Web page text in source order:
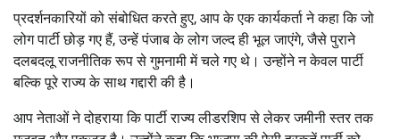
प्रदर्शनकारियों को संबोधित करते हुए, आप के एक कार्यकर्ता ने कहा कि जो
लोग पार्टी छोड़ गए हैं, उन्हें पंजाब के लोग जल्द ही भूल जाएंगे, जैसे पुराने
दलबदलू राजनीतिक रूप से गुमनामी में चले गए थे। उन्होंने न केवल पार्टी
बल्कि पूरे राज्य के साथ गद्दारी की है।
आप नेताओं ने दोहराया कि पार्टी राज्य लीडरशिप से लेकर जमीनी स्तर तक